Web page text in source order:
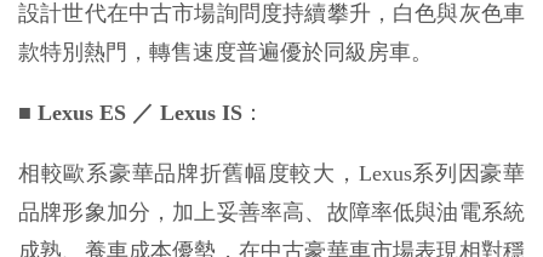
設計世代在中古市場詢問度持續攀升，白色與灰色車
款特別熱門，轉售速度普遍優於同級房車。
■ Lexus ES ／ Lexus IS ：
相較歐系豪華品牌折舊幅度較大，Lexus系列因豪華
品牌形象加分，加上妥善率高、故障率低與油電系統
成熟、養車成本優勢，在中古豪華車市場表現相對穩